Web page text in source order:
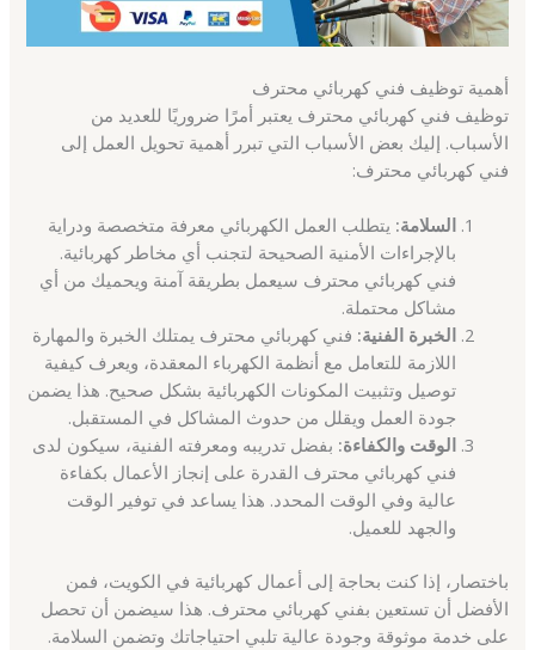
أهمية توظيف فني كهربائي محترف
توظيف فني كهربائي محترف يعتبر أمرًا ضروريًا للعديد من
الأسباب. إليك بعض الأسباب التي تبرر أهمية تحويل العمل إلى
فني كهربائي محترف:
السلامة: يتطلب العمل الكهربائي معرفة متخصصة ودراية
بالإجراءات الأمنية الصحيحة لتجنب أي مخاطر كهربائية.
فني كهربائي محترف سيعمل بطريقة آمنة ويحميك من أي
مشاكل محتملة.
الخبرة الفنية: فني كهربائي محترف يمتلك الخبرة والمهارة
اللازمة للتعامل مع أنظمة الكهرباء المعقدة، ويعرف كيفية
توصيل وتثبيت المكونات الكهربائية بشكل صحيح. هذا يضمن
جودة العمل ويقلل من حدوث المشاكل في المستقبل.
الوقت والكفاءة: بفضل تدريبه ومعرفته الفنية، سيكون لدى
فني كهربائي محترف القدرة على إنجاز الأعمال بكفاءة
عالية وفي الوقت المحدد. هذا يساعد في توفير الوقت
والجهد للعميل.
باختصار، إذا كنت بحاجة إلى أعمال كهربائية في الكويت، فمن
الأفضل أن تستعين بفني كهربائي محترف. هذا سيضمن أن تحصل
على خدمة موثوقة وجودة عالية تلبي احتياجاتك وتضمن السلامة.